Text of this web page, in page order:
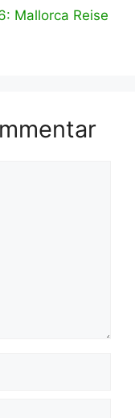
Mallorca Reise